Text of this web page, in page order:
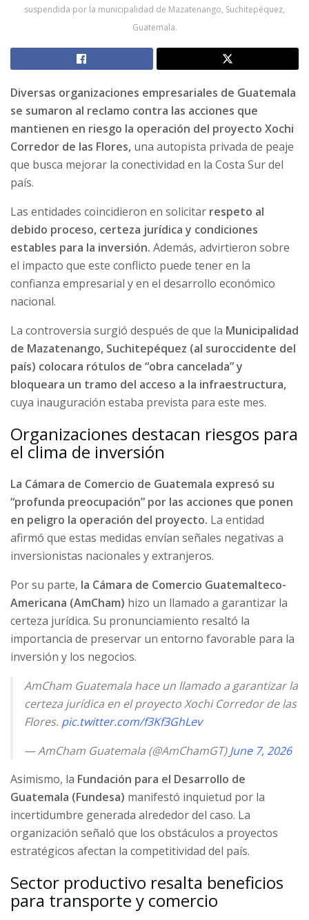
suspendida por la municipalidad de Mazatenango, Suchitepéquez,
Guatemala.
Diversas organizaciones empresariales de Guatemala
se sumaron al reclamo contra las acciones que
mantienen en riesgo la operación del proyecto Xochi
Corredor de las Flores, una autopista privada de peaje
que busca mejorar la conectividad en la Costa Sur del
país.
Las entidades coincidieron en solicitar respeto al
debido proceso, certeza jurídica y condiciones
estables para la inversión. Además, advirtieron sobre
el impacto que este conflicto puede tener en la
confianza empresarial y en el desarrollo económico
nacional.
La controversia surgió después de que la Municipalidad
de Mazatenango, Suchitepéquez (al suroccidente del
país) colocara rótulos de “obra cancelada” y
bloqueara un tramo del acceso a la infraestructura,
cuya inauguración estaba prevista para este mes.
Organizaciones destacan riesgos para
el clima de inversión
La Cámara de Comercio de Guatemala expresó su
“profunda preocupación” por las acciones que ponen
en peligro la operación del proyecto. La entidad
afirmó que estas medidas envían señales negativas a
inversionistas nacionales y extranjeros.
Por su parte, la Cámara de Comercio Guatemalteco-
Americana (AmCham) hizo un llamado a garantizar la
certeza jurídica. Su pronunciamiento resaltó la
importancia de preservar un entorno favorable para la
inversión y los negocios.
AmCham Guatemala hace un llamado a garantizar la
certeza jurídica en el proyecto Xochi Corredor de las
Flores. pic.twitter.com/f3Kf3GhLev
— AmCham Guatemala (@AmChamGT)June 7, 2026
Asimismo, la Fundación para el Desarrollo de
Guatemala (Fundesa) manifestó inquietud por la
incertidumbre generada alrededor del caso. La
organización señaló que los obstáculos a proyectos
estratégicos afectan la competitividad del país.
Sector productivo resalta beneficios
para transporte y comercio